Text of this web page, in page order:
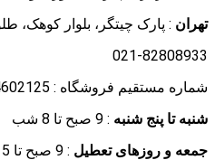
تهران : پارک چیتگر، بلوار
021-82808933
شماره مستقیم فروشگاه : 09384602125
شنبه تا پنج شنبه : 9 صبح تا 8 شب
جمعه و روزهای تعطیل : 9 صبح تا 5 عصر